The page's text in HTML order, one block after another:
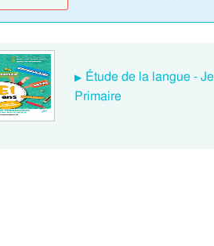
Étude de la langue -
Primaire